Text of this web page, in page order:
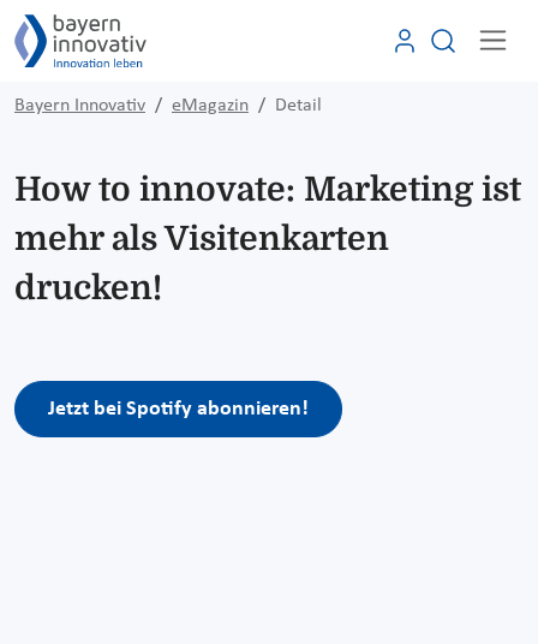
Bayern Innovativ eMagazin Detail
How to innovate: Marketing ist
mehr als Visitenkarten
drucken!
Jetzt bei Spotify abonnieren!